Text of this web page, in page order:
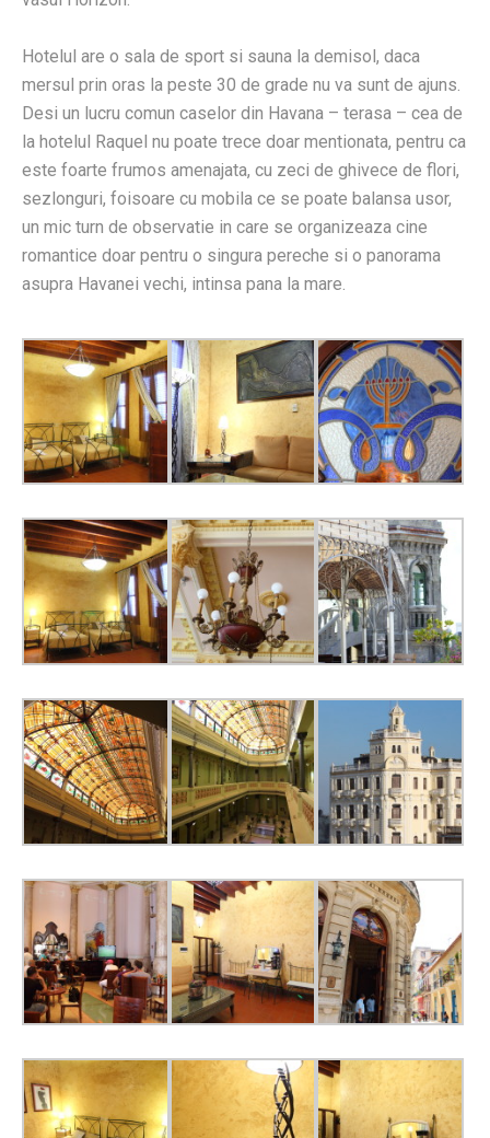
Hotelul are o sala de sport si sauna la demisol, daca
mersul prin oras la peste 30 de grade nu va sunt de ajuns.
Desi un lucru comun caselor din Havana – terasa – cea de
la hotelul Raquel nu poate trece doar mentionata, pentru ca
este foarte frumos amenajata, cu zeci de ghivece de flori,
sezlonguri, foisoare cu mobila ce se poate balansa usor,
un mic turn de observatie in care se organizeaza cine
romantice doar pentru o singura pereche si o panorama
asupra Havanei vechi, intinsa pana la mare.